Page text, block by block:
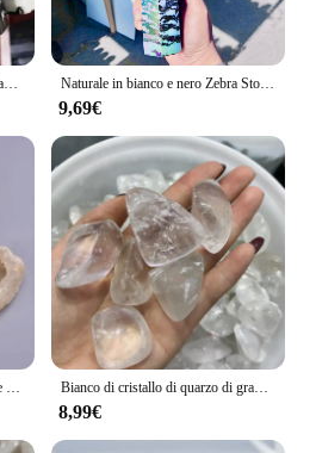
Naturale in bianco e nero Zebra Stone Point Jasper Meditation Stones Healing Crystal Tower Home Decor Modern
9,69€
Bianco di cristallo di quarzo di grande tumbled pietra reiki guarigione di pietra naturale e minerali per la casa decorazione del giardino per la vendita 100g
8,99€